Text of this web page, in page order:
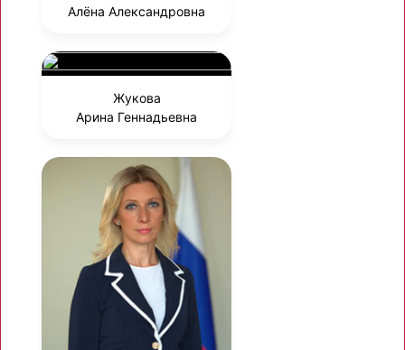
Алёна Александровна
Жукова
Арина Геннадьевна